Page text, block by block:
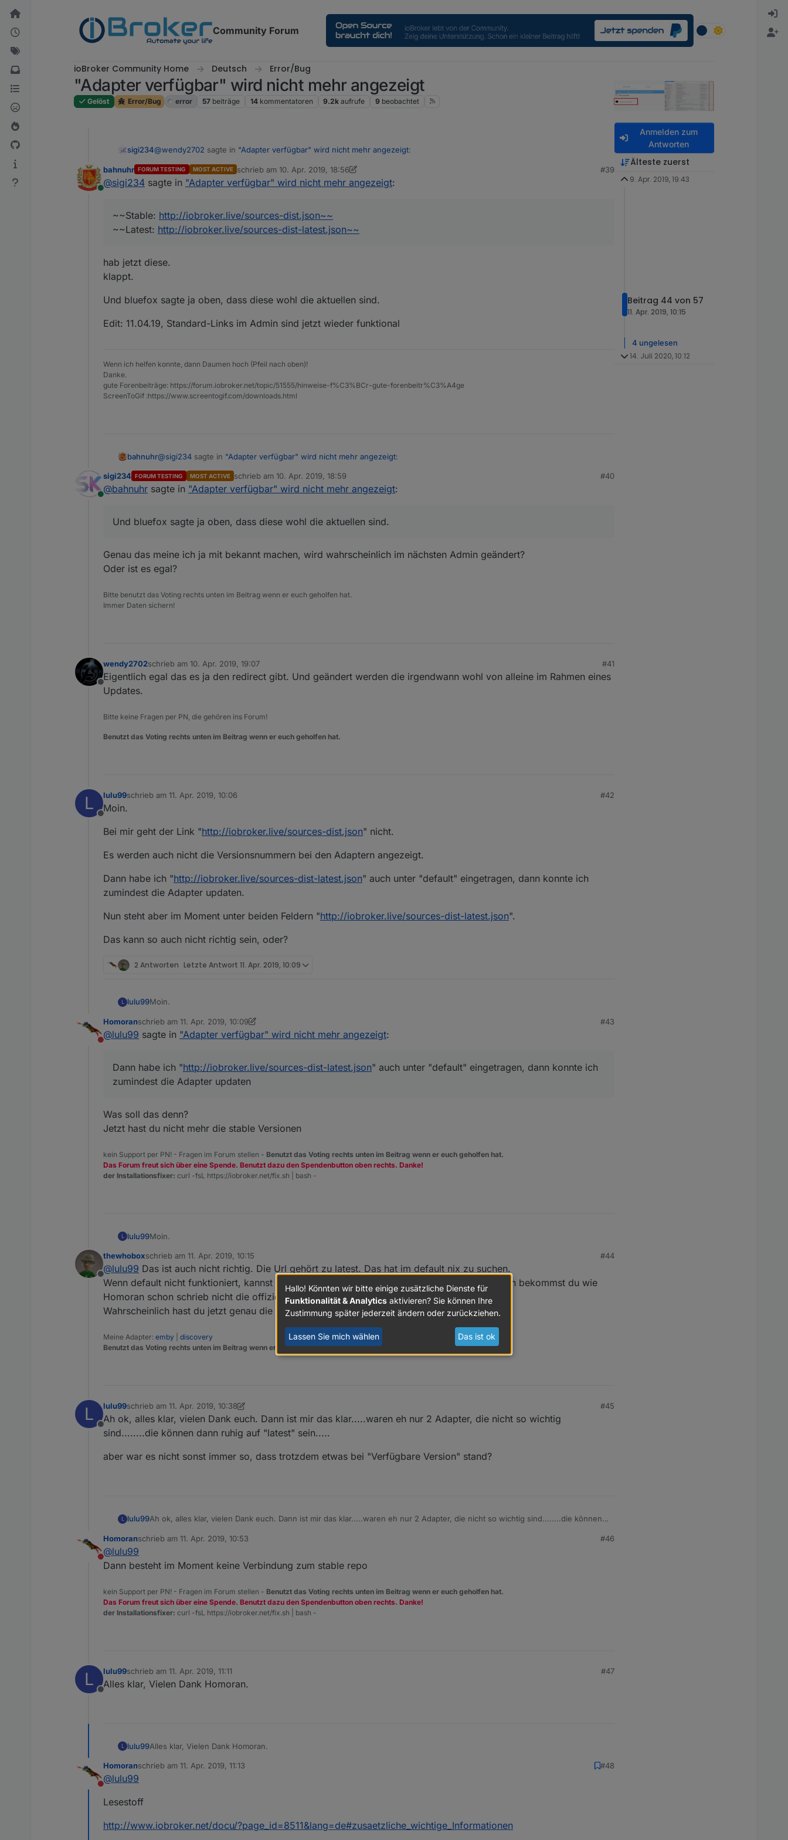
Weiter zum Inhalt
Community Forum
ioBroker Community Home Deutsch Error/Bug
"Adapter verfügbar" wird nicht mehr angezeigt
Gelöst Error/Bug error 57 beiträge 14 kommentatoren 9.2k aufrufe 9 beobachtet
sigi234@wendy2702 sagte in "Adapter verfügbar" wird nicht mehr angezeigt:
@sigi234: was genau bekannt machen?
@Stabilosticksagte in "Adapter verfügbar" wird nicht mehr angezeigt:
Aktuell funktionieren die folgenden Links:
Latest: http://
Edit: 11.04.19, Stabilostick, Standard-Links im Admin sind jetzt wieder funktional
Online
bahnuhr FORUM TESTING MOST ACTIVE schrieb am10. Apr. 2019, 18:56
zuletzt editiert von Stabilostick4. Nov. 2019, 21:45
#39
@sigi234 sagte in "Adapter verfügbar" wird nicht mehr angezeigt:
~~Stable: http://iobroker.live/sources-dist.json~~
~~Latest: http://iobroker.live/sources-dist-latest.json~~
hab jetzt diese.
klappt.
Und bluefox sagte ja oben, dass diese wohl die aktuellen sind.
Edit: 11.04.19, Standard-Links im Admin sind jetzt wieder funktional
Wenn ich helfen konnte, dann Daumen hoch (Pfeil nach oben)!
Danke.
gute Forenbeiträge: https://forum.iobroker.net/topic/51555/hinweise-f%C3%BCr-gute-forenbeitr%C3%A4ge
ScreenToGif :https://www.screentogif.com/downloads.html
bahnuhr@sigi234 sagte in "Adapter verfügbar" wird nicht mehr angezeigt:
~~Stable:http://iobroker.live/sources-dist.json~~
klappt.
Edit: 11.04.19, Standard-Links im Admin sind jetzt wieder funktional
Online
sigi234 FORUM TESTING MOST ACTIVE schrieb am10. Apr. 2019, 18:59
zuletzt editiert von
#40
@bahnuhr sagte in "Adapter verfügbar" wird nicht mehr angezeigt:
Und bluefox sagte ja oben, dass diese wohl die aktuellen sind.
Genau das meine ich ja mit bekannt machen, wird wahrscheinlich im nächsten Admin geändert?
Oder ist es egal?
Bitte benutzt das Voting rechts unten im Beitrag wenn er euch geholfen hat.
Immer Daten sichern!
Offline
wendy2702schrieb am 10. Apr. 2019, 19:07
zuletzt editiert von
#41
Eigentlich egal das es ja den redirect gibt. Und geändert werden die irgendwann wohl von alleine im Rahmen eines
Updates.
Bitte keine Fragen per PN, die gehören ins Forum!
Benutzt das Voting rechts unten im Beitrag wenn er euch geholfen hat.
L
Offline
lulu99schrieb am 11. Apr. 2019, 10:06
zuletzt editiert von
#42
Moin.
Bei mir geht der Link "http://iobroker.live/sources-dist.json" nicht.
Es werden auch nicht die Versionsnummern bei den Adaptern angezeigt.
Dann habe ich "http://iobroker.live/sources-dist-latest.json" auch unter "default" eingetragen, dann konnte ich
zumindest die Adapter updaten.
Nun steht aber im Moment unter beiden Feldern "http://iobroker.live/sources-dist-latest.json".
Das kann so auch nicht richtig sein, oder?
2 Antworten Letzte Antwort 11. Apr. 2019, 10:09
L lulu99Moin.
Bei mir geht der Link " http://iobroker.live/sources-dist.json
Dann habe ich "http://iobroker.live/sources-dist-latest.json" auch unter "default" eingetragen, dann konnte ich zumindest die
Adapter updaten.
Das kann so auch nicht richtig sein, oder?
Nicht stören
Homoranschrieb am 11. Apr. 2019, 10:09
zuletzt editiert von Homoran4. Nov. 2019, 12:09
#43
@lulu99 sagte in "Adapter verfügbar" wird nicht mehr angezeigt:
Dann habe ich "http://iobroker.live/sources-dist-latest.json" auch unter "default" eingetragen, dann konnte ich
zumindest die Adapter updaten
Was soll das denn?
Jetzt hast du nicht mehr die stable Versionen
kein Support per PN! - Fragen im Forum stellen - Benutzt das Voting rechts unten im Beitrag wenn er euch geholfen hat.
Das Forum freut sich über eine Spende. Benutzt dazu den Spendenbutton oben rechts. Danke!
der Installationsfixer: curl -fsL https://iobroker.net/fix.sh | bash -
L lulu99Moin.
Bei mir geht der Link "http://iobroker.live/sources-dist.json
Es werden auch nicht die Versionsnummern bei den Adaptern angezeigt.
http://iobroker.live/sources-dist-latest.json" auch unter "default" eingetragen, dann konnte ich zumindest die
Adapter updaten.
Nun steht aber im Moment unter beiden Feldern "http://iobroker.live/sources-dist-latest.json".
Das kann so auch nicht richtig sein, oder?
Offline
thewhoboxschrieb am 11. Apr. 2019, 10:15
zuletzt editiert von
#44
@lulu99 Das ist auch nicht richtig. Die Url gehört zu latest. Das hat im default nix zu suchen.
Wenn default nicht funktioniert, kannst du in den Einstellungen auf latest umstellen, aber dann bekommst du wie
Homoran schon schrieb nicht die offiziellen stabilen Versionen.
Wahrscheinlich hast du jetzt genau die unstabled versionen installiert.
Meine Adapter: emby
discovery
Benutzt das Voting rechts unten im Beitrag wenn er euch geholfen hat.
L
Offline
lulu99schrieb am 11. Apr. 2019, 10:38
zuletzt editiert von lulu994. Nov. 2019, 12:40
#45
Ah ok, alles klar, vielen Dank euch. Dann ist mir das klar.....waren eh nur 2 Adapter, die nicht so wichtig
sind........die können dann ruhig auf "latest" sein.....
aber war es nicht sonst immer so, dass trotzdem etwas bei "Verfügbare Version" stand?
L lulu99Ah ok, alles klar, vielen Dank euch. Dann ist mir das klar.....waren eh nur 2 Adapter, die nicht so wichtig sind........die können
aber war es nicht sonst immer so, dass trotzdem etwas bei "Verfügbare Version" stand?
Nicht stören
Homoranschrieb am 11. Apr. 2019, 10:53
zuletzt editiert von
#46
@lulu99
Dann besteht im Moment keine Verbindung zum stable repo
kein Support per PN! - Fragen im Forum stellen - Benutzt das Voting rechts unten im Beitrag wenn er euch geholfen hat.
Das Forum freut sich über eine Spende. Benutzt dazu den Spendenbutton oben rechts. Danke!
der Installationsfixer: curl -fsL https://iobroker.net/fix.sh | bash -
L
Offline
lulu99schrieb am 11. Apr. 2019, 11:11
zuletzt editiert von
#47
Alles klar, Vielen Dank Homoran.
L lulu99Alles klar, Vielen Dank Homoran.
Nicht stören
Homoranschrieb am 11. Apr. 2019, 11:13
zuletzt editiert von
#48
@lulu99
Lesestoff
http://www.iobroker.net/docu/?page_id=8511&lang=de#zusaetzliche_wichtige_Informationen
Anmelden zum
Antworten
Älteste zuerst
9. Apr. 2019, 19:43
Beitrag 44 von 57
11. Apr. 2019, 10:15
4 ungelesen
14. Juli 2020, 10:12
Hallo! Könnten wir bitte einige zusätzliche Dienste für
Funktionalität & Analytics aktivieren? Sie können Ihre
Zustimmung später jederzeit ändern oder zurückziehen.
Lassen Sie mich wählen Das ist ok